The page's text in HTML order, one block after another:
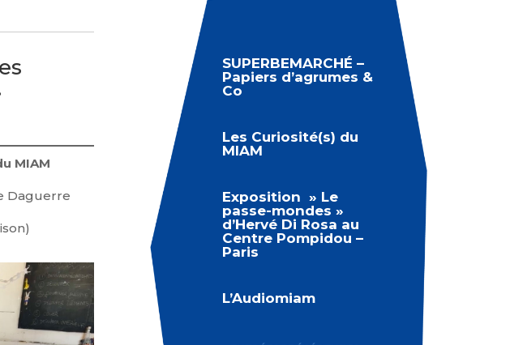
MIAM
Daguerre
SUPERBEMARCHÉ –
Papiers d’agrumes &
Co
Les Curiosité(s) du
MIAM
Exposition » Le
passe-mondes »
d’Hervé Di Rosa au
Centre Pompidou –
Paris
L’Audiomiam